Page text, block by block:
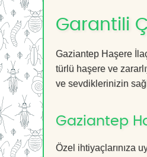
Garantili
Gaziantep Haşere
türlü haşere ve
ve sevdiklerinizin
Gaziantep
Özel ihtiyaçlarınıza